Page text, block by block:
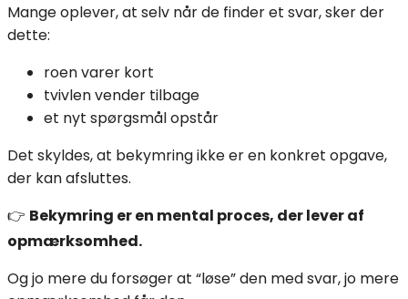
Mange oplever, at selv når de finder et svar, sker der
dette:
roen varer kort
tvivlen vender tilbage
et nyt spørgsmål opstår
Det skyldes, at bekymring ikke er en konkret opgave,
der kan afsluttes.
👉 Bekymring er en mental proces, der lever af
opmærksomhed.
Og jo mere du forsøger at “løse” den med svar, jo mere